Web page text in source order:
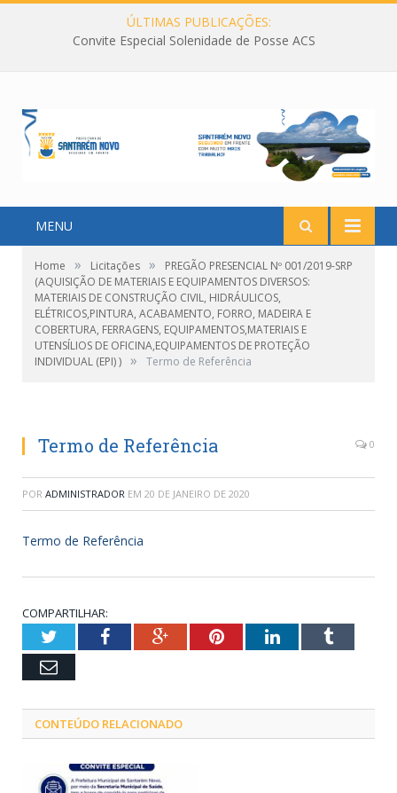
ÚLTIMAS PUBLICAÇÕES:
Convite Especial Solenidade de Posse ACS
MENU
Home » Licitações »
PREGÃO PRESENCIAL Nº 001/2019-SRP
(AQUISIÇÃO DE MATERIAIS E EQUIPAMENTOS DIVERSOS:
MATERIAIS DE CONSTRUÇÃO CIVIL, HIDRÁULICOS,
ELÉTRICOS,PINTURA, ACABAMENTO, FORRO, MADEIRA E
COBERTURA, FERRAGENS, EQUIPAMENTOS,MATERIAIS E
UTENSÍLIOS DE OFICINA,EQUIPAMENTOS DE PROTEÇÃO
INDIVIDUAL (EPI) ) » Termo de Referência
Termo de Referência 0
POR ADMINISTRADOR EM 20 DE JANEIRO DE 2020
Termo de Referência
COMPARTILHAR:
TwitterFacebookGoogle+PinterestLinkedInTumblr
Email
CONTEÚDO RELACIONADO